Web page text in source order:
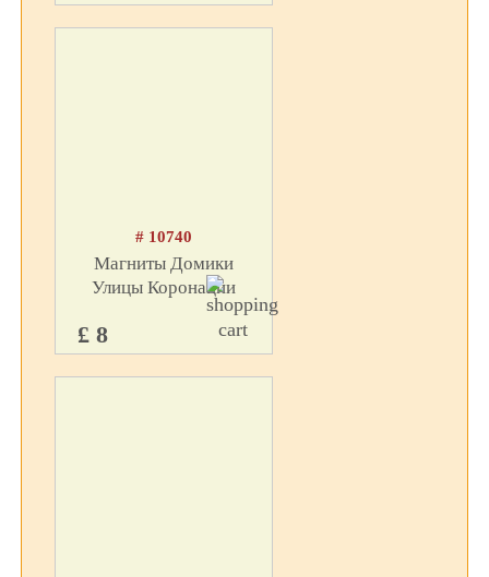
# 10740
Магниты Домики
Улицы Коронации
£ 8